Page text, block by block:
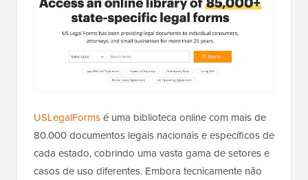
USLegalFormsé uma biblioteca online com mais de
80.000 documentos legais nacionais e específicos de
cada estado, cobrindo uma vasta gama de setores e
casos de uso diferentes. Embora tecnicamente não